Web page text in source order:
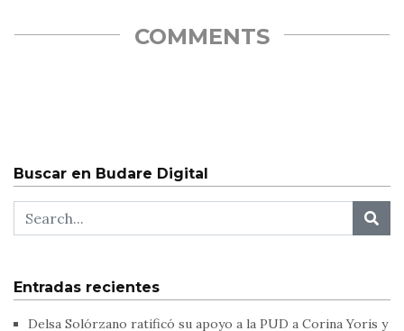
COMMENTS
Buscar en Budare Digital
Entradas recientes
Delsa Solórzano ratificó su apoyo a la PUD a Corina Yoris y